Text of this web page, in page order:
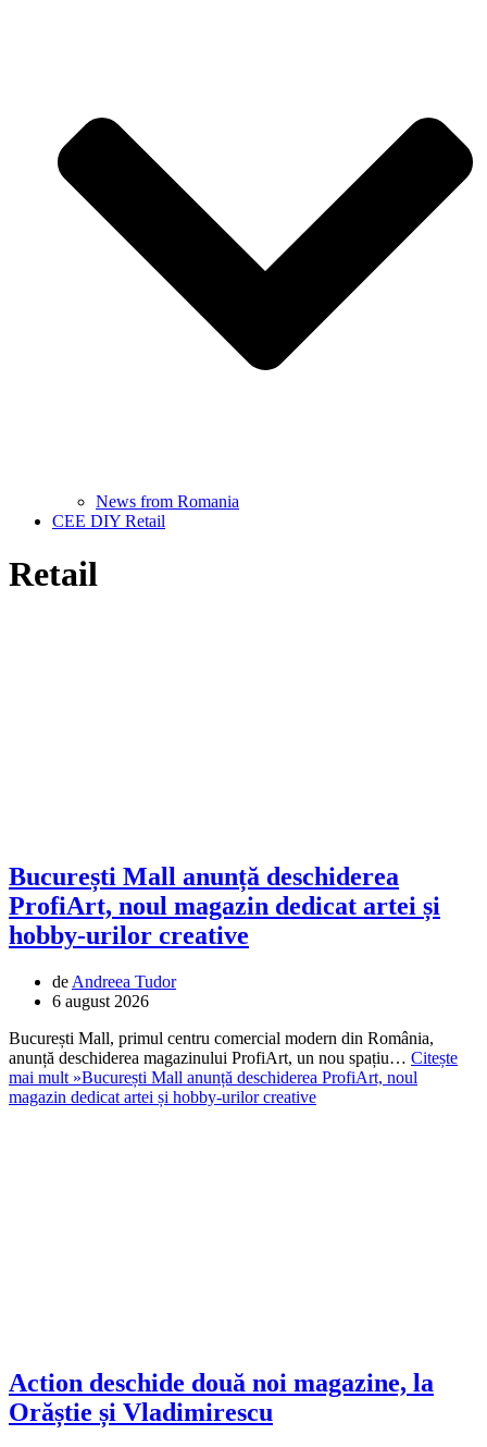
News from Romania
CEE DIY Retail
Retail
București Mall anunță deschiderea
ProfiArt, noul magazin dedicat artei și
hobby-urilor creative
de Andreea Tudor
6 august 2026
București Mall, primul centru comercial modern din România,
anunță deschiderea magazinului ProfiArt, un nou spațiu… Citește
mai mult »București Mall anunță deschiderea ProfiArt, noul
magazin dedicat artei și hobby-urilor creative
Action deschide două noi magazine, la
Orăștie și Vladimirescu